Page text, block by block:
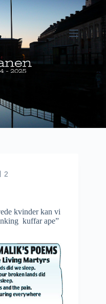
2
kvinder kan vi
kuffar ape”